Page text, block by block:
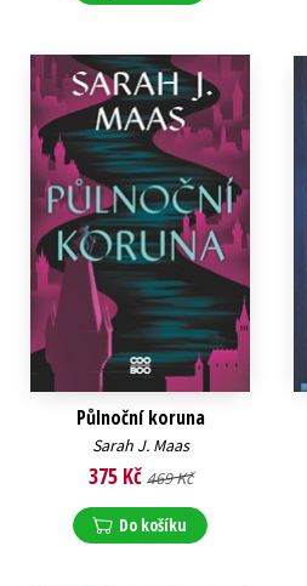
Půlnoční koruna
Sarah J. Maas
375 Kč 469 Kč
Do košíku